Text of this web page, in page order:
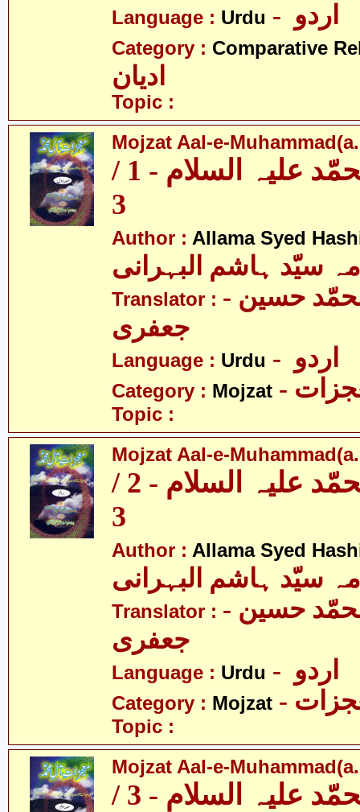
Language : Urdu
Category : Comparative
ادیان
Topic :
Mojzat Aal-e-
معجزات آل محمّد علیہ السلام - 1 /
3
Author : Allama Syed
سیّد ہاشم البہرانی
Translator : - مولانا محمّد حسین
جعفری
Language : Urdu
Category : Mojzat
Topic :
Mojzat Aal-e-
معجزات آل محمّد علیہ السلام - 2 /
3
Author : Allama Syed
سیّد ہاشم البہرانی
Translator : - مولانا محمّد حسین
جعفری
Language : Urdu
Category : Mojzat
Topic :
Mojzat Aal-e-
معجزات آل محمّد علیہ السلام - 3 /